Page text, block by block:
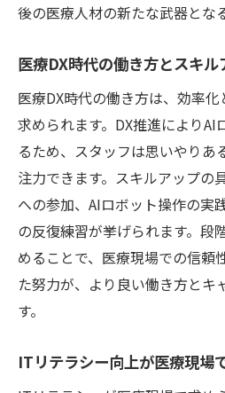
後の医療人材の新たな武器とな
医療DX時代の働き方とスキ
医療DX時代の働き方は、効率
求められます。DX推進によりAI
るため、スタッフは思いやりあ
注力できます。スキルアップの
への参加、AIロボット操作の実
の反復練習が挙げられます。段
めることで、医療現場での信頼
た努力が、より良い働き方とキ
す。
ITリテラシー向上が医療現場